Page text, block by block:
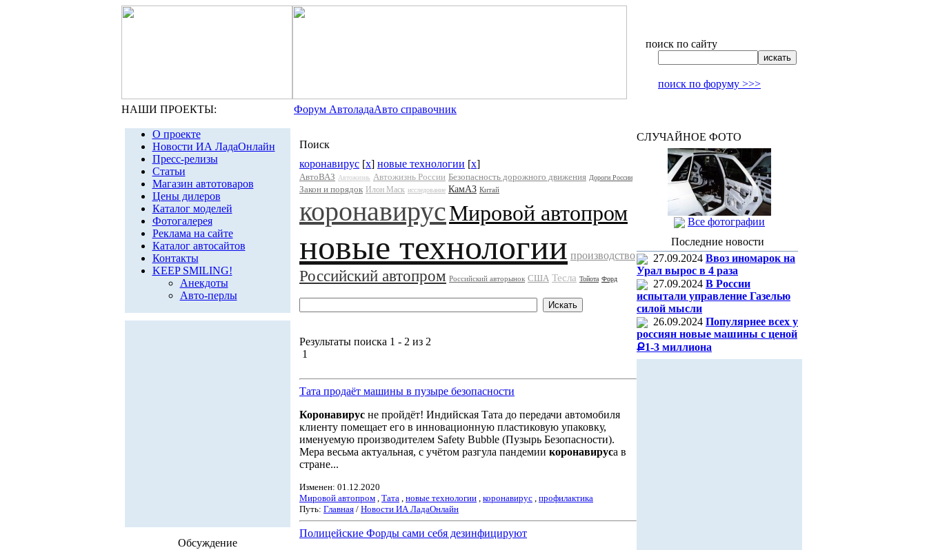
поиск по сайту
поиск по форуму >>>
НАШИ ПРОЕКТЫ: Форум АвтоладаАвто справочник
О проекте
Новости ИА ЛадаОнлайн
Пресс-релизы
Статьи
Магазин автотоваров
Цены дилеров
Каталог моделей
Фотогалерея
Реклама на сайте
Каталог автосайтов
Контакты
KEEP SMILING!
Анекдоты
Авто-перлы
Обсуждение
Поиск
коронавирус [x] новые технологии [x]
АвтоВАЗ Автожизнь Автожизнь России Безопасность дорожного движения Дороги России
Закон и порядок Илон Маск исследование КамАЗ Китай
коронавирусМировой автопром
новые технологии производство
Российский автопром Российский авторынок США Тесла Тойота Форд
Результаты поиска 1 - 2 из 2
1
Тата продаёт машины в пузыре безопасности
Коронавирус не пройдёт! Индийская Тата до передачи автомобиля
клиенту помещает его в инновационную пластиковую упаковку,
именуемую производителем Safety Bubble (Пузырь Безопасности).
Мера весьма актуальная, с учётом разгула пандемии коронавируса в
стране...
Изменен: 01.12.2020
Мировой автопром , Тата , новые технологии , коронавирус , профилактика
Путь: Главная / Новости ИА ЛадаОнлайн
Полицейские Форды сами себя дезинфицируют
СЛУЧАЙНОЕ ФОТО
Все фотографии
Последние новости
27.09.2024 Ввоз иномарок на
Урал вырос в 4 раза
27.09.2024 В России
испытали управление Газелью
силой мысли
26.09.2024 Популярнее всех у
россиян новые машины с ценой
Ք1-3 миллиона